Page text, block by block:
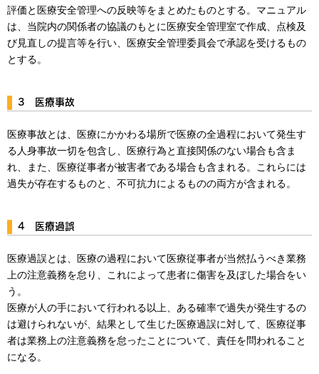
評価と医療安全管理への反映等をまとめたものとする。マニュアル
は、当院内の関係者の協議のもとに医療安全管理室で作成、点検及
び見直しの提言等を行い、医療安全管理委員会で承認を受けるもの
とする。
3 医療事故
医療事故とは、医療にかかわる場所で医療の全過程において発生す
る人身事故一切を包含し、医療行為と直接関係のない場合も含ま
れ、また、医療従事者が被害者である場合も含まれる。これらには
過失が存在するものと、不可抗力によるものの両方が含まれる。
4 医療過誤
医療過誤とは、医療の過程において医療従事者が当然払うべき業務
上の注意義務を怠り、これによって患者に傷害を及ぼした場合をい
う。
医療が人の手において行われる以上、ある確率で過失が発生するの
は避けられないが、結果として生じた医療過誤に対して、医療従事
者は業務上の注意義務を怠ったことについて、責任を問われること
になる。